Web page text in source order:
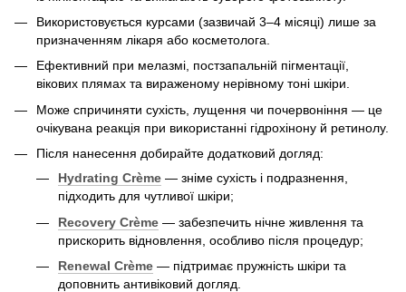
Використовується курсами (зазвичай 3–4 місяці) лише за
призначенням лікаря або косметолога.
Ефективний при мелазмі, постзапальній пігментації,
вікових плямах та вираженому нерівному тоні шкіри.
Може спричиняти сухість, лущення чи почервоніння — це
очікувана реакція при використанні гідрохінону й ретинолу.
Після нанесення добирайте додатковий догляд:
Hydrating Crème — зніме сухість і подразнення,
підходить для чутливої шкіри;
Recovery Crème — забезпечить нічне живлення та
прискорить відновлення, особливо після процедур;
Renewal Crème — підтримає пружність шкіри та
доповнить антивіковий догляд.